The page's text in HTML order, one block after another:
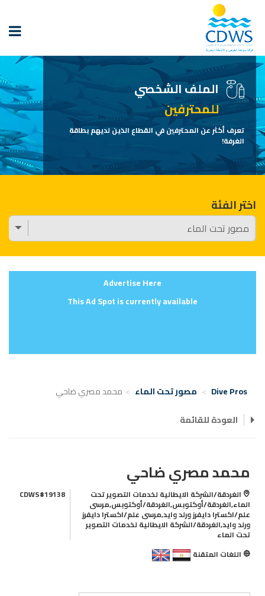
الملف الشخصي
للمحترفين
تعرف أكثر عن المحترفين في القطاع الذين لديهم بطاقة
الغرفة!
اختر الفئة
Advertise Here
This Ad Spot is currently available
Dive Pros مصور تحت الماء
محمد مصري ضاحي
العودة للقائمة
محمد مصري ضاحي
الغردقة/الشركة الايطالية لخدمات التصوير تحت
الماء,الغردقة/أوكتوبس,الغردقة/أوكتوبس,مرسى
علم/اكسترا دايفرز ورلد وايد,مرسى علم/اكسترا دايفرز
ورلد وايد,الغردقة/الشركة الايطالية لخدمات التصوير
تحت الماء
CDWS#19138
اللغات المتقنة